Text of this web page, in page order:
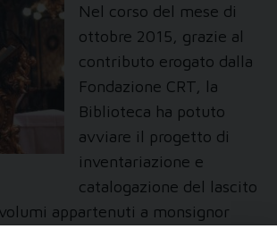
Nel corso del mese di
ottobre 2015, grazie al
contributo erogato dalla
Fondazione CRT, la
Biblioteca ha potuto
avviare il progetto di
inventariazione e
catalogazione del lascito
appartenuti a monsignor